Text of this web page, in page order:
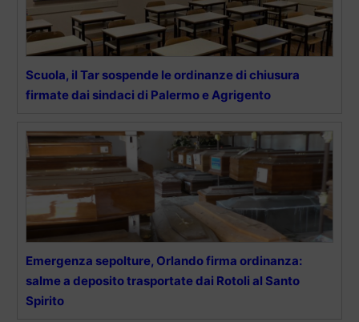
Scuola, il Tar sospende le ordinanze di chiusura
firmate dai sindaci di Palermo e Agrigento
Emergenza sepolture, Orlando firma ordinanza:
salme a deposito trasportate dai Rotoli al Santo
Spirito